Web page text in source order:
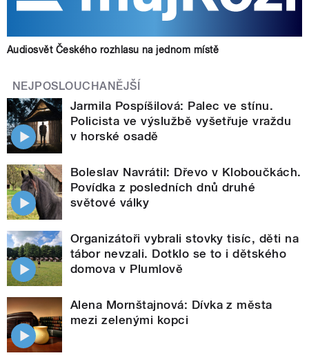
Audiosvět Českého rozhlasu na jednom místě
NEJPOSLOUCHANĚJŠÍ
Jarmila Pospíšilová: Palec ve stínu.
Policista ve výslužbě vyšetřuje vraždu
v horské osadě
Boleslav Navrátil: Dřevo v Kloboučkách.
Povídka z posledních dnů druhé
světové války
Organizátoři vybrali stovky tisíc, děti na
tábor nevzali. Dotklo se to i dětského
domova v Plumlově
Alena Mornštajnová: Dívka z města
mezi zelenými kopci